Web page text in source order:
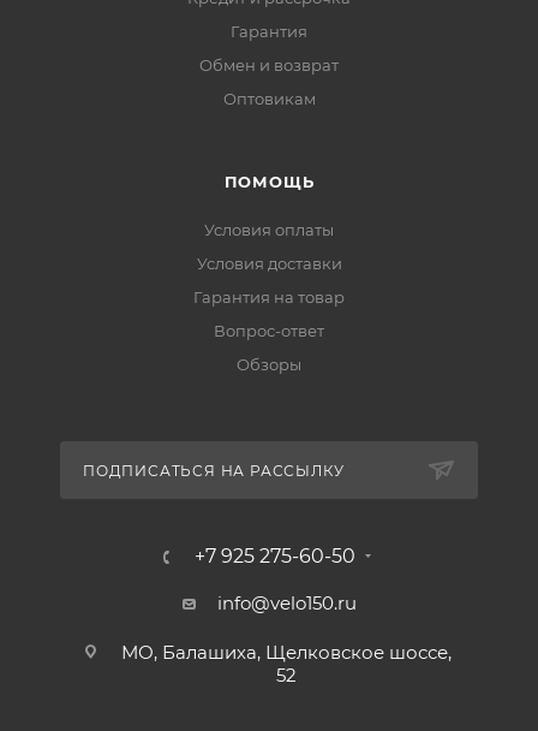
Гарантия
Обмен и возврат
Оптовикам
ПОМОЩЬ
Условия оплаты
Условия доставки
Гарантия на товар
Вопрос-ответ
Обзоры
ПОДПИСАТЬСЯ НА РАССЫЛКУ
+7 925 275-60-50
info@velo150.ru
МО, Балашиха, Щелковское шоссе,
52